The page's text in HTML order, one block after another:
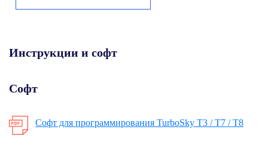
Инструкции и софт
Софт
Софт для программирования TurboSky T3 / T7 / T8